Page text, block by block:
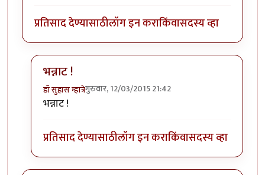
प्रतिसाद देण्यासाठीलॉग इन कराकिंवासदस्य व्हा
भन्नाट !
डॉ सुहास म्हात्रेगुरुवार, 12/03/2015 21:42
In reply to
भन्नाट !
प्रतिसाद देण्यासाठीलॉग इन कराकिंवासदस्य व्हा